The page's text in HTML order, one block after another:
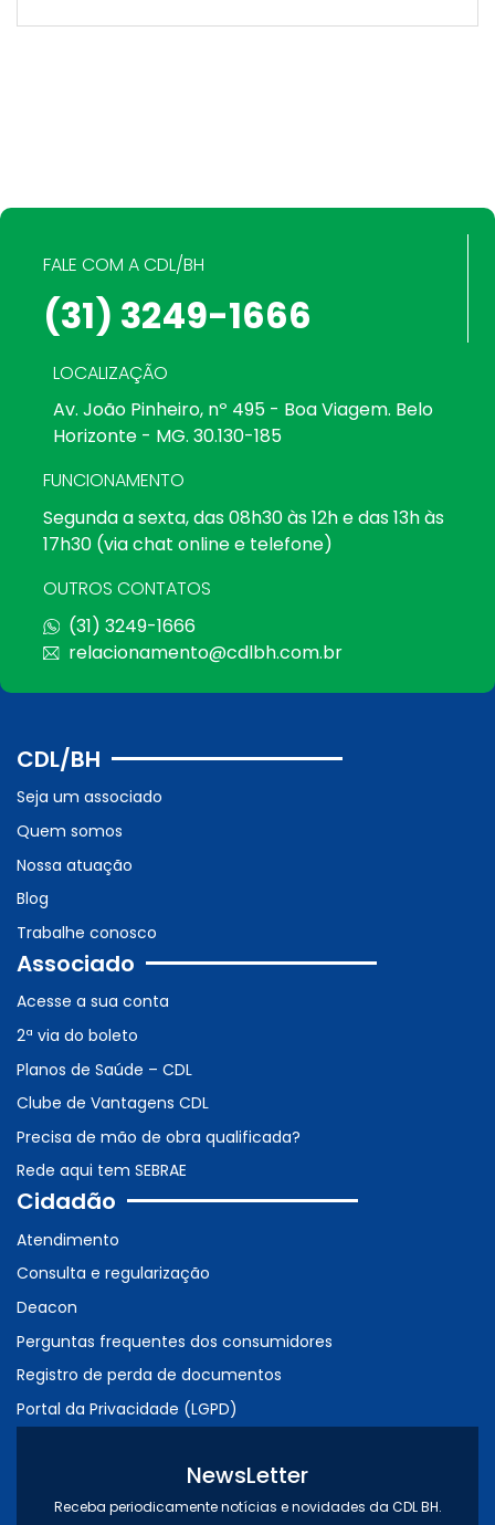
FALE COM A CDL/BH
(31) 3249-1666
LOCALIZAÇÃO
Av. João Pinheiro, nº 495 - Boa Viagem. Belo
Horizonte - MG. 30.130-185
FUNCIONAMENTO
Segunda a sexta, das 08h30 às 12h e das 13h às
17h30 (via chat online e telefone)
OUTROS CONTATOS
(31) 3249-1666
relacionamento@cdlbh.com.br
CDL/BH
Seja um associado
Quem somos
Nossa atuação
Blog
Trabalhe conosco
Associado
Acesse a sua conta
2ª via do boleto
Planos de Saúde – CDL
Clube de Vantagens CDL
Precisa de mão de obra qualificada?
Rede aqui tem SEBRAE
Cidadão
Atendimento
Consulta e regularização
Deacon
Perguntas frequentes dos consumidores
Registro de perda de documentos
Portal da Privacidade (LGPD)
NewsLetter
Receba periodicamente notícias e novidades da CDL BH.